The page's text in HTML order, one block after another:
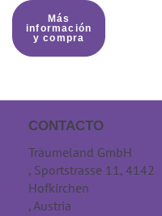
Más
información
y compra
CONTACTO
Träumeland GmbH
, Sportstrasse 11, 4142
Hofkirchen
, Austria